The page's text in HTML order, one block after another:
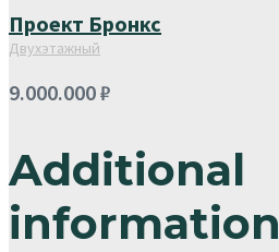
Проект Бронкс
Двухэтажный
9.000.000₽
Additional
information